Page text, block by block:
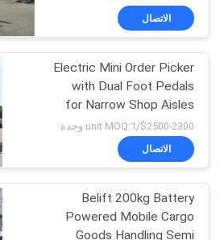
الجودة
اتصل
أخبار
اطلب
مكدس البليت
11
الاتصال
Electric Mini Order Picker
with Dual Foot Pedals
for Narrow Shop Aisles
2300-$2500/unit MOQ:1 وحدة
الاتصال
Belift 200kg Battery
Powered Mobile Cargo
Goods Handling Semi